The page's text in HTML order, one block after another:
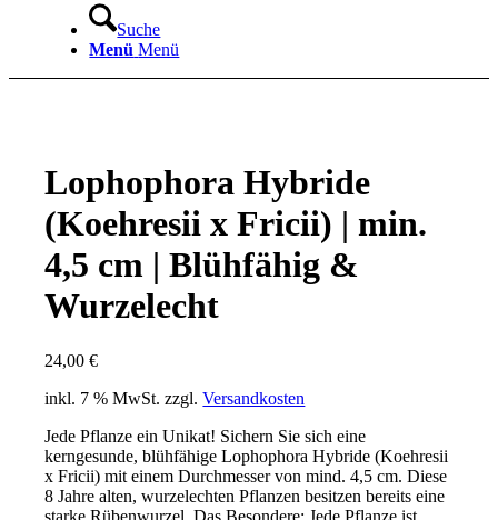
Suche
Menü Menü
Lophophora Hybride
(Koehresii x Fricii) | min.
4,5 cm | Blühfähig &
Wurzelecht
24,00€
inkl. 7 % MwSt. zzgl.Versandkosten
Jede Pflanze ein Unikat! Sichern Sie sich eine
kerngesunde, blühfähige Lophophora Hybride (Koehresii
x Fricii) mit einem Durchmesser von mind. 4,5 cm. Diese
8 Jahre alten, wurzelechten Pflanzen besitzen bereits eine
starke Rübenwurzel. Das Besondere: Jede Pflanze ist